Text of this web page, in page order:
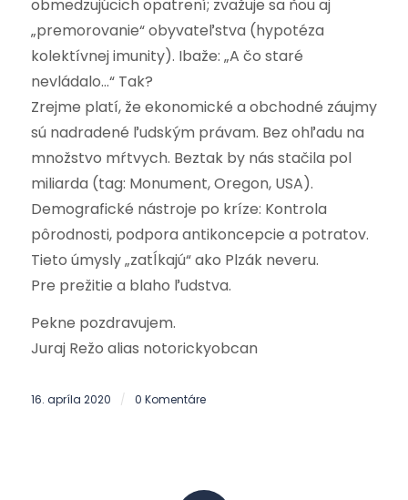
obmedzujúcich opatrení; zvažuje sa ňou aj
„premorovanie“ obyvateľstva (hypotéza
kolektívnej imunity). Ibaže: „A čo staré
nevládalo…“ Tak?
Zrejme platí, že ekonomické a obchodné záujmy
sú nadradené ľudským právam. Bez ohľadu na
množstvo mŕtvych. Beztak by nás stačila pol
miliarda (tag: Monument, Oregon, USA).
Demografické nástroje po kríze: Kontrola
pôrodnosti, podpora antikoncepcie a potratov.
Tieto úmysly „zatĺkajú“ ako Plzák neveru.
Pre prežitie a blaho ľudstva.
Pekne pozdravujem.
Juraj Režo alias notorickyobcan
16. apríla 2020 / 0 Komentáre